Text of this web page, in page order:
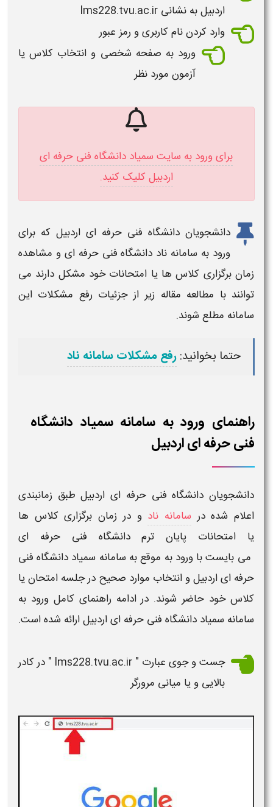
اردبیل به نشانی lms228.tvu.ac.ir
وارد کردن نام کاربری و رمز عبور
ورود به صفحه شخصی و انتخاب کلاس یا
آزمون مورد نظر
برای ورود به سایت سمیاد دانشگاه فنی حرفه ای
اردبیل کلیک کنید.
دانشجویان دانشگاه فنی حرفه ای اردبیل که برای
ورود به سامانه ناد دانشگاه فنی حرفه ای و مشاهده
زمان برگزاری کلاس ها یا امتحانات خود مشکل دارند می
توانند با مطالعه مقاله زیر از جزئیات رفع مشکلات این
سامانه مطلع شوند.
حتما بخوانید:رفع مشکلات سامانه ناد
راهنمای ورود به سامانه سمیاد دانشگاه
فنی حرفه ای اردبیل
دانشجویان دانشگاه فنی حرفه ای اردبیلطبق زمانبندی
اعلام شده در سامانه ناد و درزمان برگزاری کلاس ها
یا
امتحانات پایان ترم دانشگاه فنی حرفه ای
می بایست با ورود به موقع به سامانه سمیاد دانشگاه فنی
حرفه ای اردبیلو انتخاب موارد صحیح در جلسه امتحانیا
کلاس خود حاضر شوند. در ادامه راهنمای کامل ورود به
سامانه سمیاد دانشگاه فنی حرفه ای اردبیلارائه شده است.
جست و جوی عبارت " lms228.tvu.ac.ir " در کادر
بالایی و یا میانی مرورگر